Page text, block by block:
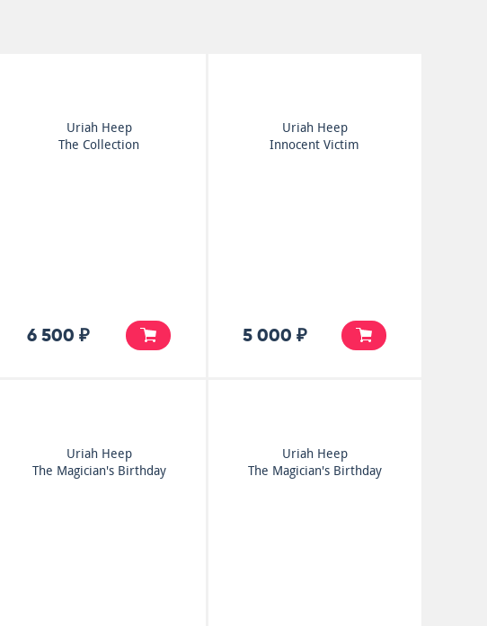
Uriah Heep
The Collection
6 500 ₽
Uriah Heep
Innocent Victim
5 000 ₽
Uriah Heep
The Magician's Birthday
Uriah Heep
The Magician's Birthday